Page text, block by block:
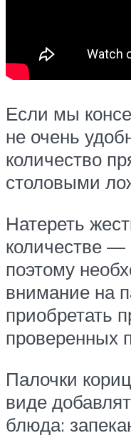
Если мы
не очень
количество
столовыми
Натереть
количестве —
поэтому
внимание на
приобретать
проверенных
Палочки
виде
блюда: